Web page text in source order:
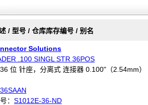
/ 型号 / 仓库库存编号 / 别名
Solutions
.100 SINGL STR 36POS
位 针座，分离式 连接器 0.100"（2.54mm）
： S1012E-36-ND